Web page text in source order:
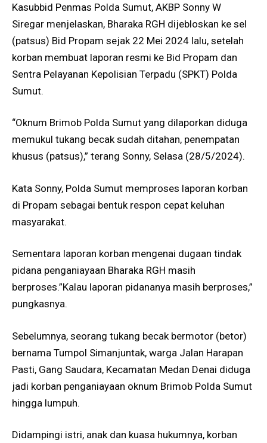
Kasubbid Penmas Polda Sumut, AKBP Sonny W
Siregar menjelaskan, Bharaka RGH dijebloskan ke sel
(patsus) Bid Propam sejak 22 Mei 2024 lalu, setelah
korban membuat laporan resmi ke Bid Propam dan
Sentra Pelayanan Kepolisian Terpadu (SPKT) Polda
Sumut.
“Oknum Brimob Polda Sumut yang dilaporkan diduga
memukul tukang becak sudah ditahan, penempatan
khusus (patsus),” terang Sonny, Selasa (28/5/2024).
Kata Sonny, Polda Sumut memproses laporan korban
di Propam sebagai bentuk respon cepat keluhan
masyarakat.
Sementara laporan korban mengenai dugaan tindak
pidana penganiayaan Bharaka RGH masih
berproses.”Kalau laporan pidananya masih berproses,”
pungkasnya.
Sebelumnya, seorang tukang becak bermotor (betor)
bernama Tumpol Simanjuntak, warga Jalan Harapan
Pasti, Gang Saudara, Kecamatan Medan Denai diduga
jadi korban penganiayaan oknum Brimob Polda Sumut
hingga lumpuh.
Didampingi istri, anak dan kuasa hukumnya, korban